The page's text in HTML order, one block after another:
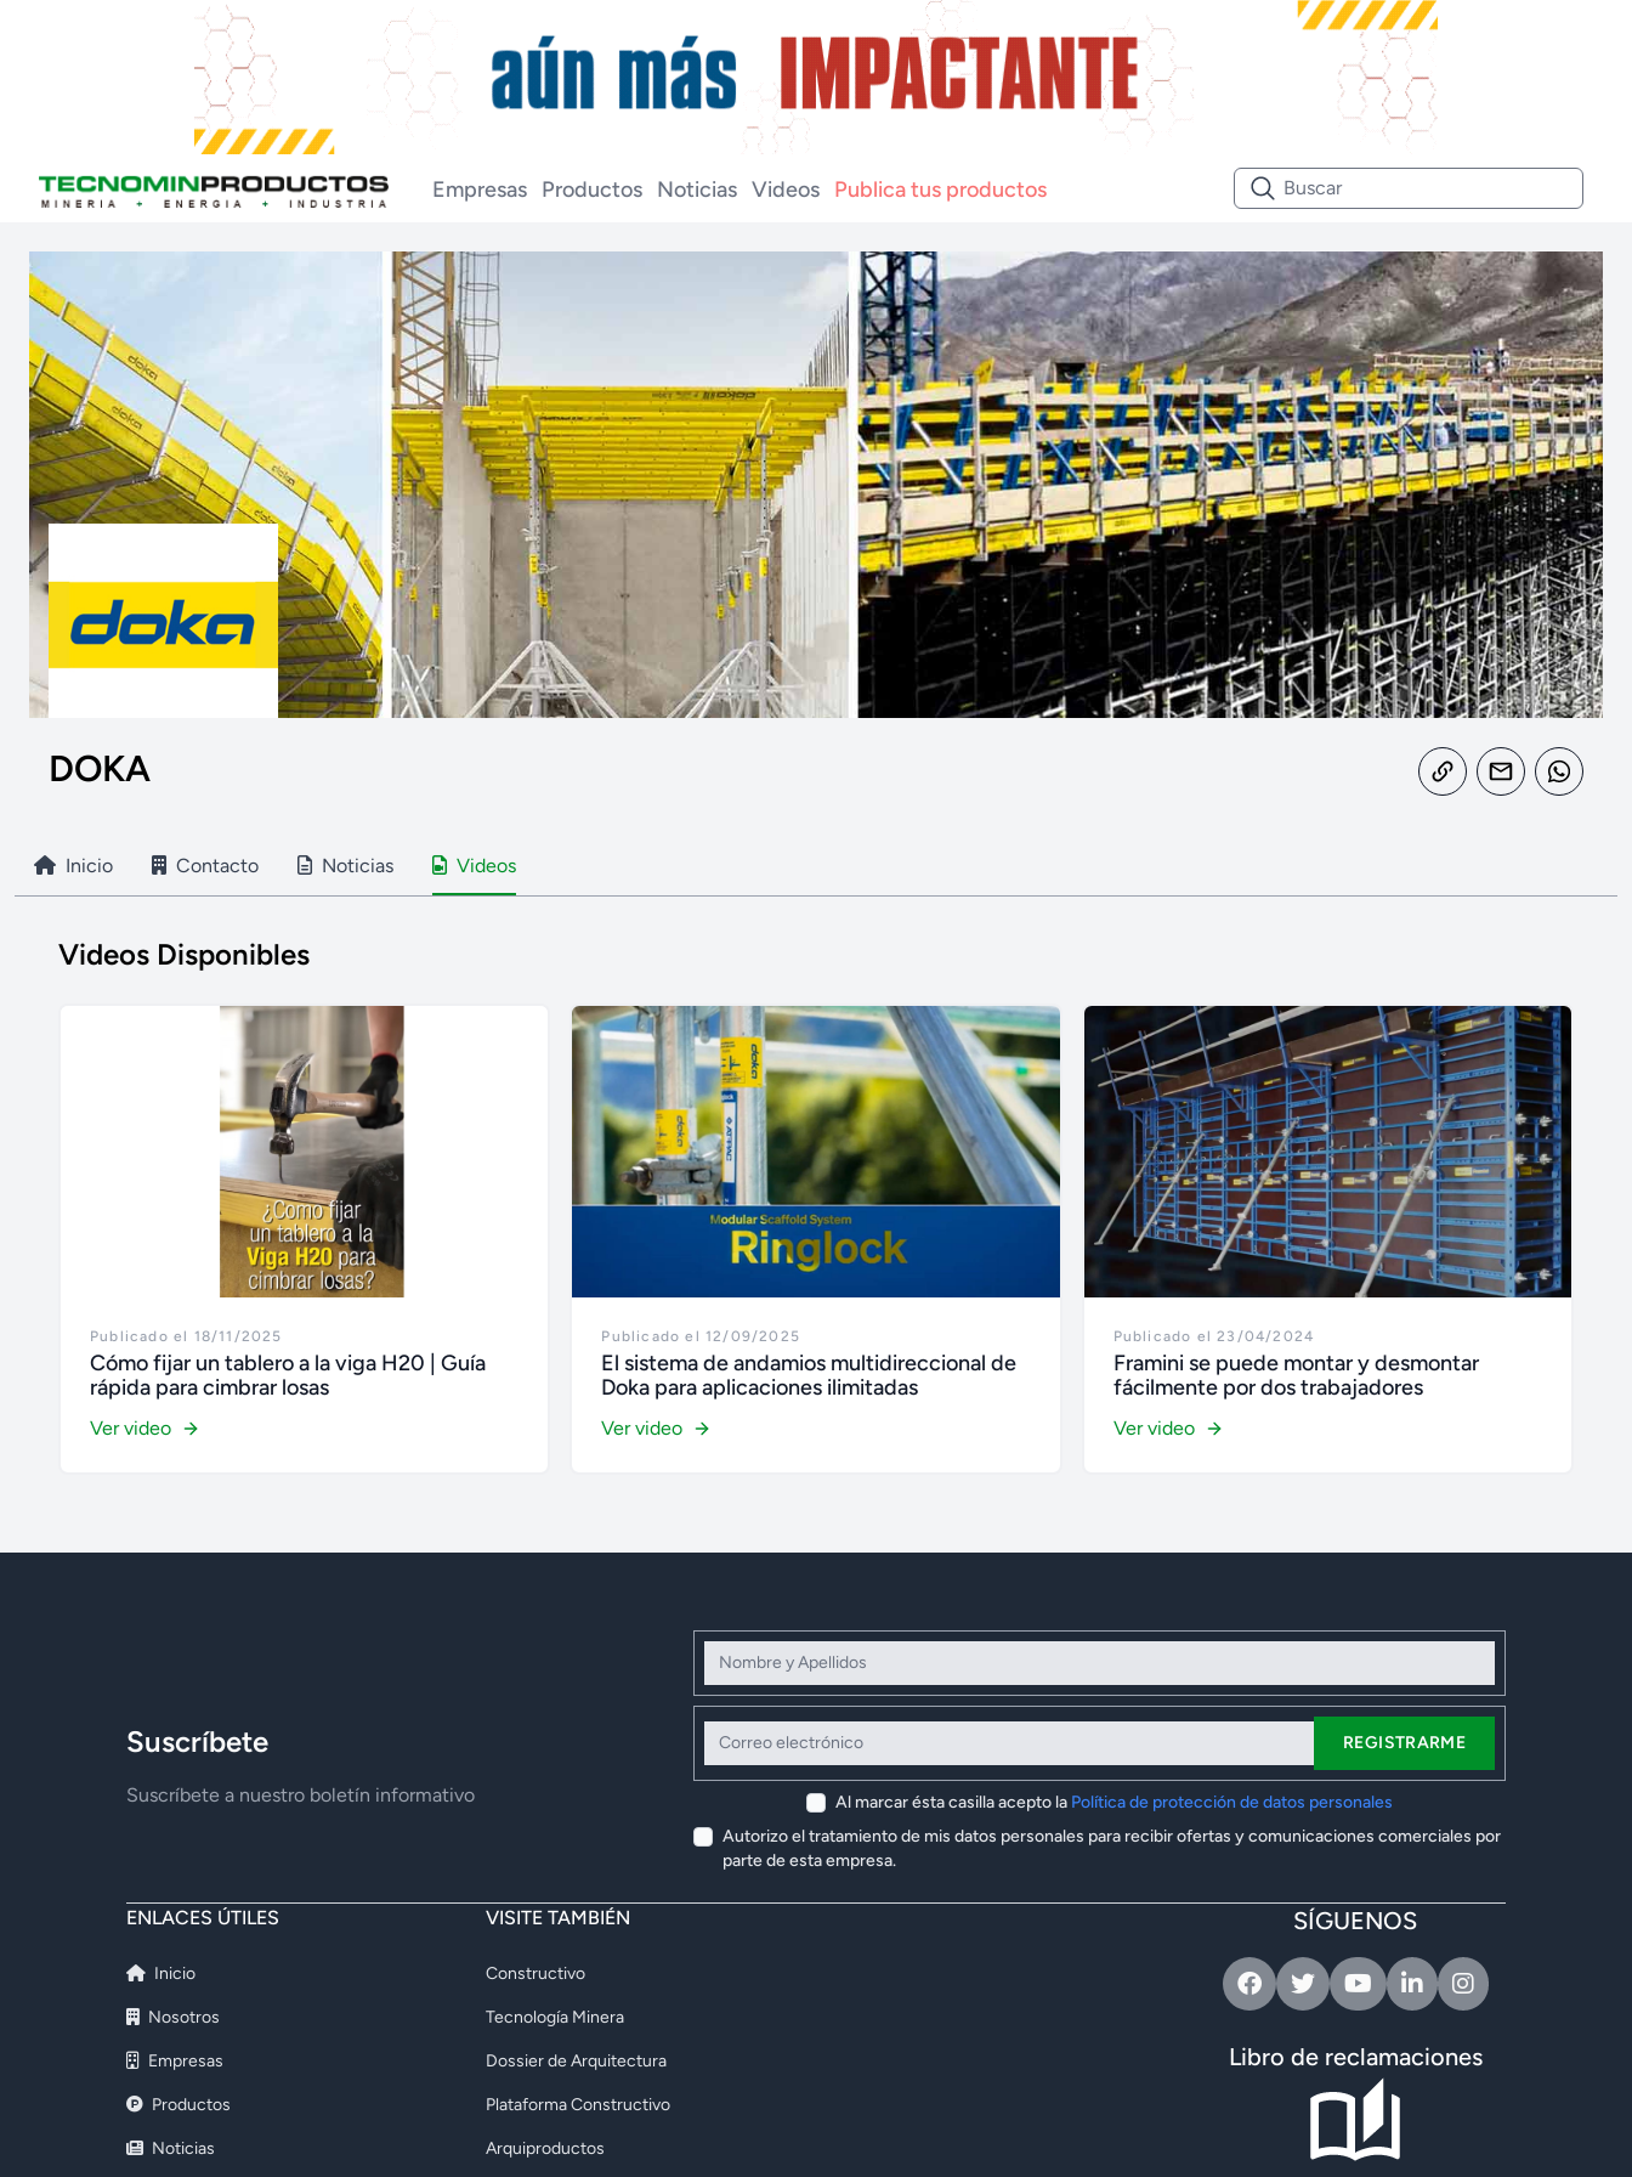
Empresas Productos Noticias Videos Publica tus productos
DOKA
Inicio Contacto Noticias Videos
Videos Disponibles
Publicado el 18/11/2025
Cómo fijar un tablero a la viga H20 | Guía
rápida para cimbrar losas
Ver video
Publicado el 12/09/2025
El sistema de andamios multidireccional de
Doka para aplicaciones ilimitadas
Ver video
Publicado el 23/04/2024
Framini se puede montar y desmontar
fácilmente por dos trabajadores
Ver video
Suscríbete
Suscríbete a nuestro boletín informativo
Nombre y Apellidos
Correo electrónico
REGISTRARME
Al marcar ésta casilla acepto la Política de protección de datos personales
Autorizo el tratamiento de mis datos personales para recibir ofertas y comunicaciones comerciales por
parte de esta empresa.
ENLACES ÚTILES
Inicio
Nosotros
Empresas
Productos
Noticias
VISITE TAMBIÉN
Constructivo
Tecnología Minera
Dossier de Arquitectura
Plataforma Constructivo
Arquiproductos
SÍGUENOS
FacebookTwitterYoutubeLinkedinInstagram
Libro de reclamaciones